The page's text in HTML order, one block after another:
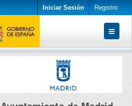
Iniciar Sesión Registro